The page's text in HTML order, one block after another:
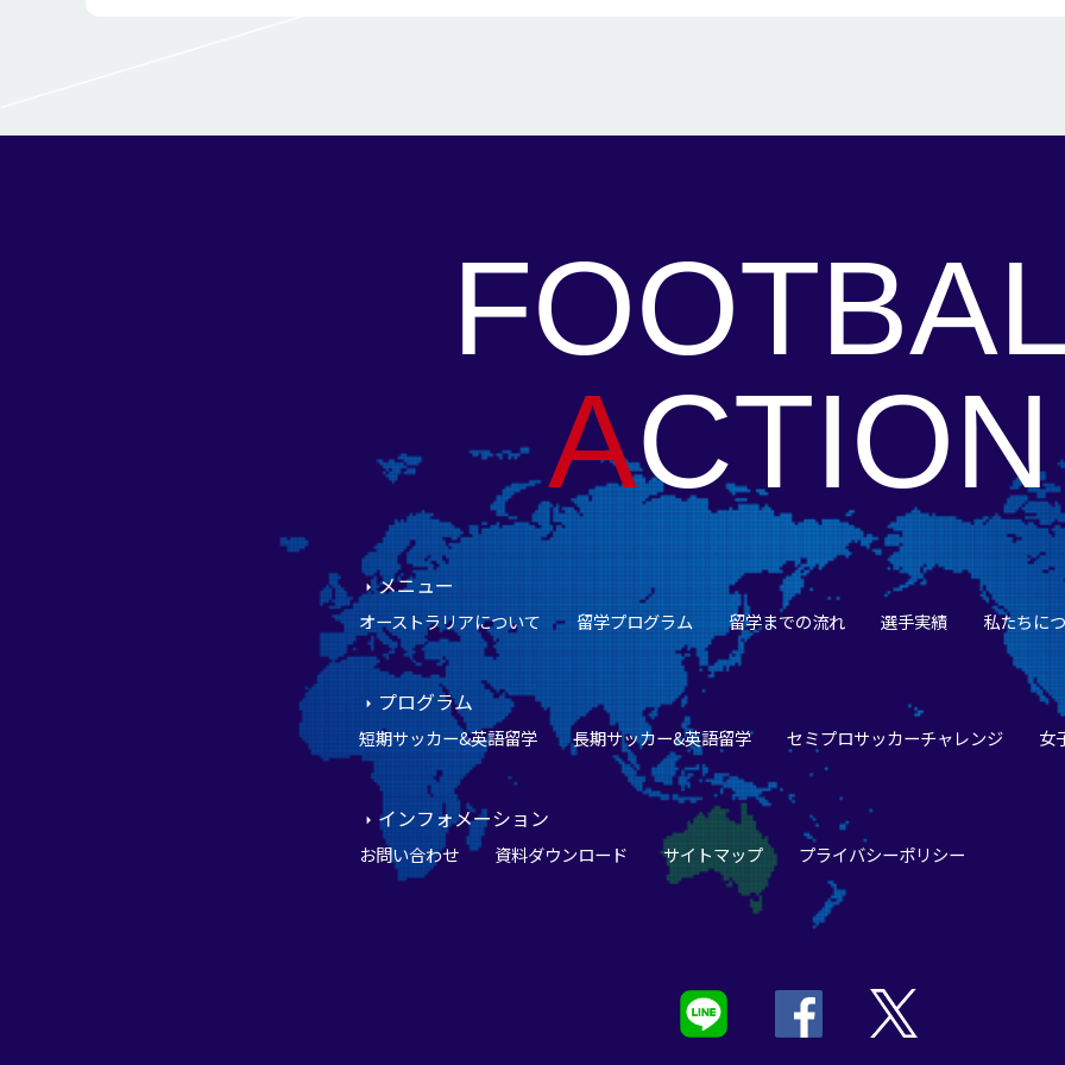
ACTION
メニュー
オーストラリアについて 留学プログラム 留学までの流れ 選手実績 私たちに
プログラム
短期サッカー&英語留学 長期サッカー&英語留学 セミプロサッカーチャレンジ 女
インフォメーション
お問い合わせ 資料ダウンロード サイトマップ プライバシーポリシー